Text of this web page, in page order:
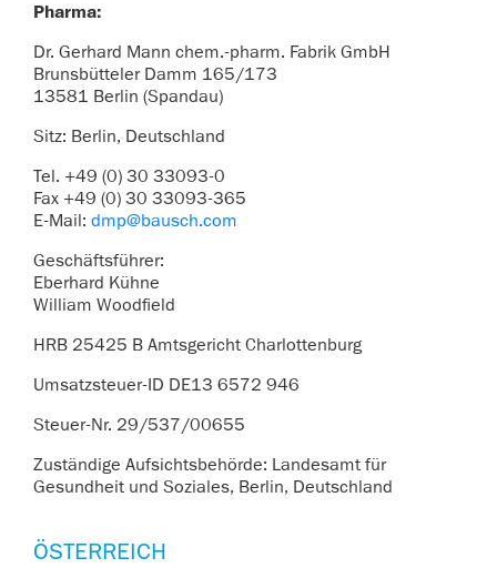
Pharma:
Dr. Gerhard Mann chem.-pharm. Fabrik GmbH
Brunsbütteler Damm 165/173
13581 Berlin (Spandau)
Sitz: Berlin, Deutschland
Tel. +49 (0) 30 33093-0
Fax +49 (0) 30 33093-365
E-Mail: dmp@bausch.com
Geschäftsführer:
Eberhard Kühne
William Woodfield
HRB 25425 B Amtsgericht Charlottenburg
Umsatzsteuer-ID DE13 6572 946
Steuer-Nr. 29/537/00655
Zuständige Aufsichtsbehörde: Landesamt für
Gesundheit und Soziales, Berlin, Deutschland
ÖSTERREICH